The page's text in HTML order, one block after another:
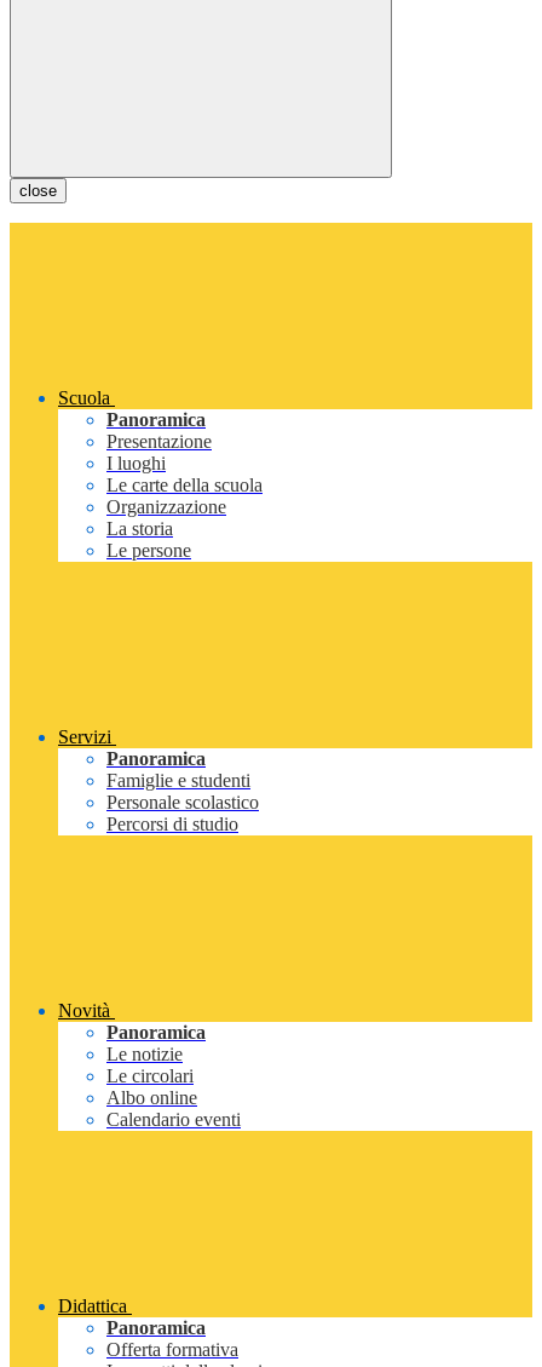
close
Scuola
Panoramica
Presentazione
I luoghi
Le carte della scuola
Organizzazione
La storia
Le persone
Servizi
Panoramica
Famiglie e studenti
Personale scolastico
Percorsi di studio
Novità
Panoramica
Le notizie
Le circolari
Albo online
Calendario eventi
Didattica
Panoramica
Offerta formativa